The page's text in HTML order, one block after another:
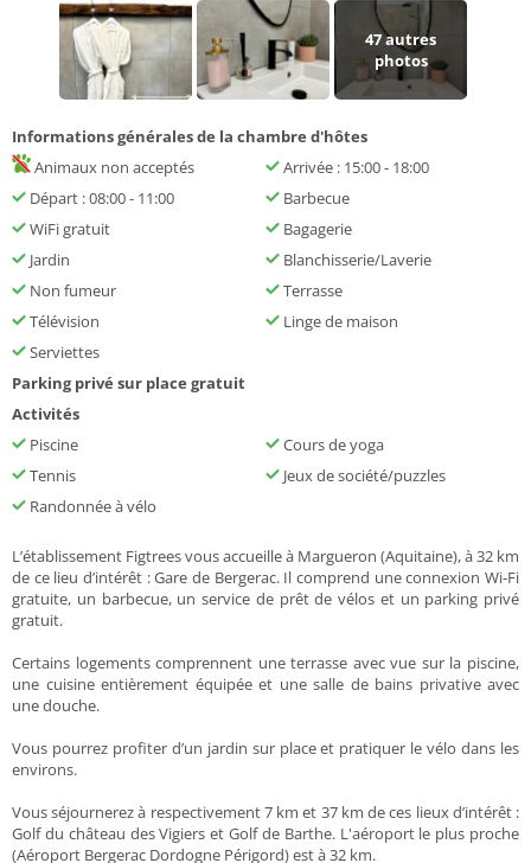
47autres
photos
Informations générales de la chambre d'hôtes
Animaux non acceptés
Arrivée : 15:00 - 18:00
Départ : 08:00 - 11:00
Barbecue
WiFi gratuit
Bagagerie
Jardin
Blanchisserie/Laverie
Non fumeur
Terrasse
Télévision
Linge de maison
Serviettes
Parking privé sur place gratuit
Activités
Piscine
Cours de yoga
Tennis
Jeux de société/puzzles
Randonnée à vélo
L’établissement Figtrees vous accueille à Margueron (Aquitaine), à 32 km
de ce lieu d’intérêt : Gare de Bergerac. Il comprend une connexion Wi-Fi
gratuite, un barbecue, un service de prêt de vélos et un parking privé
gratuit.
Certains logements comprennent une terrasse avec vue sur la piscine,
une cuisine entièrement équipée et une salle de bains privative avec
une douche.
Vous pourrez profiter d’un jardin sur place et pratiquer le vélo dans les
environs.
Vous séjournerez à respectivement 7 km et 37 km de ces lieux d’intérêt :
Golf du château des Vigiers et Golf de Barthe. L'aéroport le plus proche
(Aéroport Bergerac Dordogne Périgord) est à 32 km.